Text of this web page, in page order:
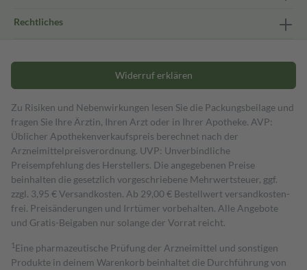
Rechtliches
Widerruf erklären
Zu Risiken und Nebenwirkungen lesen Sie die Packungsbeilage und
fragen Sie Ihre Ärztin, Ihren Arzt oder in Ihrer Apotheke. AVP:
Üblicher Apothekenverkaufspreis berechnet nach der
Arzneimittelpreisverordnung. UVP: Unverbindliche
Preisempfehlung des Herstellers. Die angegebenen Preise
beinhalten die gesetzlich vorgeschriebene Mehrwertsteuer, ggf.
zzgl. 3,95 € Versandkosten. Ab 29,00 € Bestell­wert versand­kosten­
frei. Preisänderungen und Irrtümer vorbehalten. Alle Angebote
und Gratis-Beigaben nur solange der Vorrat reicht.
1 Eine pharmazeutische Prüfung der Arzneimittel und sonstigen
Produkte in deinem Warenkorb beinhaltet die Durchführung von